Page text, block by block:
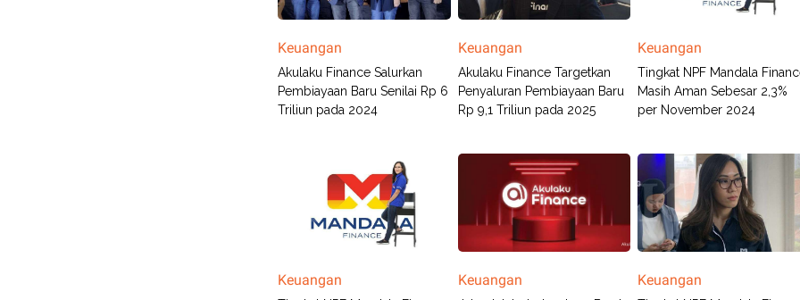
Keuangan
Akulaku Finance Salurkan
Pembiayaan Baru Senilai Rp 6
Triliun pada 2024
Keuangan
Akulaku Finance Targetkan
Penyaluran Pembiayaan Baru
Rp 9,1 Triliun pada 2025
Keuangan
Tingkat NPF Mandala
Masih Aman Sebesar 2,3%
per November 2024
Keuangan Keuangan Keuangan